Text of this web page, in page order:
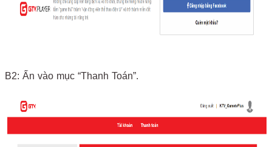
B2: Ấn vào mục “Thanh Toán”.